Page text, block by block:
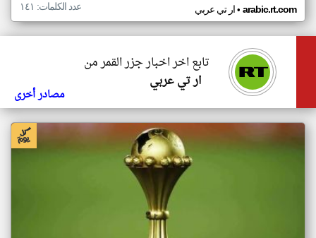
ار تي عربي• arabic.rt.com عدد الكلمات: ١٤١
تابع اخر اخبار جزر القمر من
ار تي عربي
مصادر أخرى